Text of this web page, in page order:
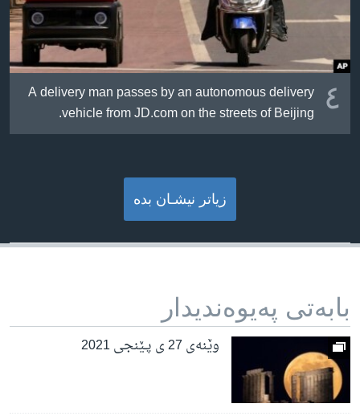
٤ A delivery man passes by an autonomous delivery
vehicle from JD.com on the streets of Beijing.
زیاتر نیشـان بده‌
بابه‌تی په‌یوه‌ندیدار
وێنەی 27 ی پـێنجی 2021